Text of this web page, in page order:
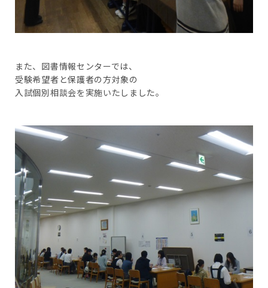
また、図書情報センターでは、
受験希望者と保護者の方対象の
入試個別相談会を実施いたしました。